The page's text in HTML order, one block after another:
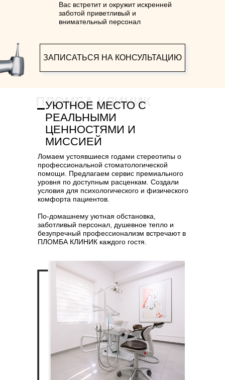
ЗАПИСАТЬСЯ НА ПРИЕМ
Вас встретит и окружит искренней
заботой приветливый и
внимательный персонал
ЗАПИСАТЬСЯ НА КОНСУЛЬТАЦИЮ
ПЛОМБА КЛИНИК
Ломаем устоявшиеся годами стереотипы о
профессиональной стоматологической
помощи. Предлагаем сервис премиального
уровня по доступным расценкам. Создали
условия для психологического и физического
комфорта пациентов.
По-домашнему уютная обстановка,
заботливый персонал, душевное тепло и
безупречный профессионализм встречают в
ПЛОМБА КЛИНИК каждого гостя.
УЮТНОЕ МЕСТО С
РЕАЛЬНЫМИ
ЦЕННОСТЯМИ И
МИССИЕЙ